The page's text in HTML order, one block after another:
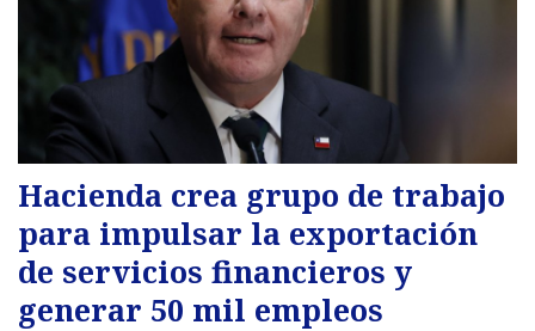
Hacienda crea grupo de trabajo
para impulsar la exportación
de servicios financieros y
generar 50 mil empleos